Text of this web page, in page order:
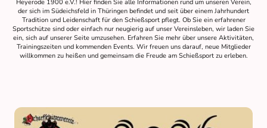
Heyerode 1900 e.V.! Hier finden Sie alle Informationen rund um unseren Verein,
der sich im Südeichsfeld in Thüringen befindet und seit über einem Jahrhundert
Tradition und Leidenschaft für den Schießsport pflegt. Ob Sie ein erfahrener
Sportschütze sind oder einfach nur neugierig auf unser Vereinsleben, wir laden Sie
ein, sich auf unserer Seite umzusehen. Erfahren Sie mehr über unsere Aktivitäten,
Trainingszeiten und kommenden Events. Wir freuen uns darauf, neue Mitglieder
willkommen zu heißen und gemeinsam die Freude am Schießsport zu erleben.